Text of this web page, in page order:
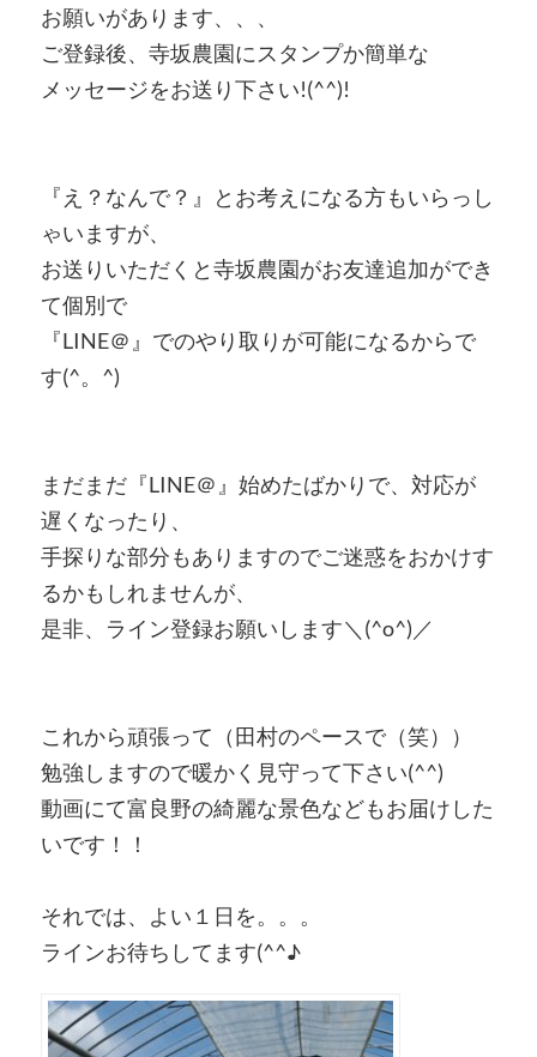
お願いがあります、、、
ご登録後、寺坂農園にスタンプか簡単な
メッセージをお送り下さい!(^^)!
『え？なんで？』とお考えになる方もいらっし
ゃいますが、
お送りいただくと寺坂農園がお友達追加ができ
て個別で
『LINE＠』でのやり取りが可能になるからで
す(^。^)
まだまだ『LINE＠』始めたばかりで、対応が
遅くなったり、
手探りな部分もありますのでご迷惑をおかけす
るかもしれませんが、
是非、ライン登録お願いします＼(^o^)／
これから頑張って（田村のペースで（笑））
勉強しますので暖かく見守って下さい(^^)
動画にて富良野の綺麗な景色などもお届けした
いです！！
それでは、よい１日を。。。
ラインお待ちしてます(^^♪